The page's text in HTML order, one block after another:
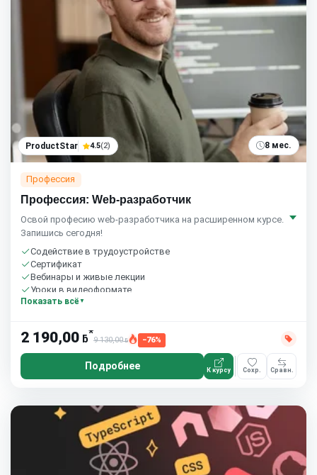
ProductStar 4.5(2) 8 мес.
Профессия
Профессия: Web-разработчик
Освой професию web-разработчика на расширенном курсе.
Запишись сегодня!
Содействие в трудоустройстве
Сертификат
Вебинары и живые лекции
Уроки в видеоформате
Домашние задания с проверкой
Показать всё
2 190,00 ƃ*
9 130,00ƃ −76%
Подробнее К курсу Сохр. Сравн.